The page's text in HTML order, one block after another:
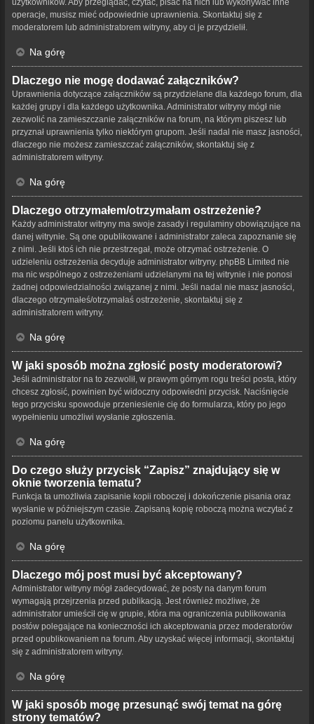
operacje, musisz mieć odpowiednie uprawnienia. Skontaktuj się z
moderatorem lub administratorem witryny, aby ci je przydzielił.
Na górę
Dlaczego nie mogę dodawać załączników?
Uprawnienia dotyczące załączników są przydzielane dla każdego forum, dla
każdej grupy i dla każdego użytkownika. Administrator witryny mógł nie
zezwolić na zamieszczanie załączników na forum, na którym piszesz lub
przyznał uprawnienia tylko niektórym grupom. Jeśli nadal nie masz jasności,
dlaczego nie możesz zamieszczać załączników, skontaktuj się z
administratorem witryny.
Na górę
Dlaczego otrzymałem/otrzymałam ostrzeżenie?
Każdy administrator witryny ma swoje zasady i regulaminy obowiązujące na
danej witrynie. Są one opublikowane i administrator zaleca zapoznanie się
z nimi. Jeśli ktoś ich nie przestrzegał, może otrzymać ostrzeżenie. O
udzieleniu ostrzeżenia decyduje administrator witryny. phpBB Limited nie
ma nic wspólnego z ostrzeżeniami udzielanymi na tej witrynie i nie ponosi
żadnej odpowiedzialności związanej z nimi. Jeśli nadal nie masz jasności,
dlaczego otrzymałeś/otrzymałaś ostrzeżenie, skontaktuj się z
administratorem witryny.
Na górę
W jaki sposób można zgłosić posty moderatorowi?
Jeśli administrator na to zezwolił, w prawym górnym rogu treści posta, który
chcesz zgłosić, powinien być widoczny odpowiedni przycisk. Naciśnięcie
tego przycisku spowoduje przeniesienie cię do formularza, który po jego
wypełnieniu umożliwi wysłanie zgłoszenia.
Na górę
Do czego służy przycisk “Zapisz” znajdujący się w
oknie tworzenia tematu?
Funkcja ta umożliwia zapisanie kopii roboczej i dokończenie pisania oraz
wysłanie w późniejszym czasie. Zapisaną kopię roboczą można wczytać z
poziomu panelu użytkownika.
Na górę
Dlaczego mój post musi być akceptowany?
Administrator witryny mógł zadecydować, że posty na danym forum
wymagają przejrzenia przed publikacją. Jest również możliwe, że
administrator umieścił cię w grupie, która ma ograniczenia publikowania
postów polegające na konieczności ich akceptowania przez moderatorów
przed opublikowaniem na forum. Aby uzyskać więcej informacji, skontaktuj
się z administratorem witryny.
Na górę
W jaki sposób mogę przesunąć swój temat na górę
strony tematów?